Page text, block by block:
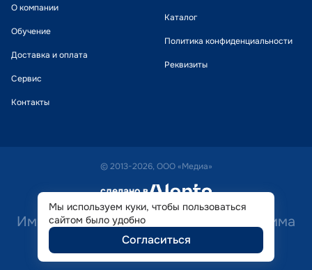
О компании
Обучение
Доставка и оплата
Сервис
Контакты
Каталог
Политика конфиденциальности
Реквизиты
© 2013-2026, ООО «Медиа»
сделано в alente
Имеются противопоказания. Необходима
консультация специалиста.
Мы используем куки, чтобы пользоваться
сайтом было удобно
Согласиться